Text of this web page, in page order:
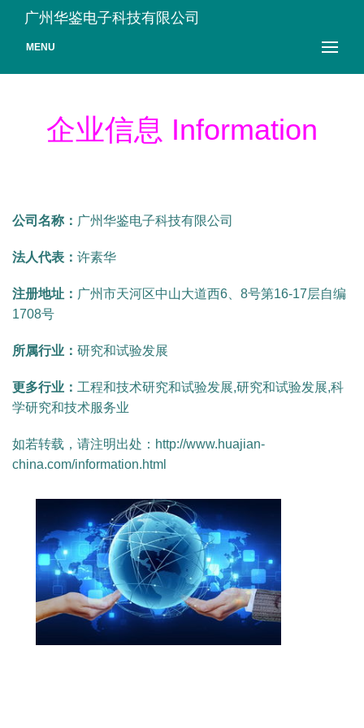
广州华鉴电子科技有限公司
MENU
企业信息 Information
公司名称： 广州华鉴电子科技有限公司
法人代表： 许素华
注册地址： 广州市天河区中山大道西6、8号第16-17层自编
1708号
所属行业： 研究和试验发展
更多行业： 工程和技术研究和试验发展,研究和试验发展,科
学研究和技术服务业
如若转载，请注明出处：http://www.huajian-
china.com/information.html